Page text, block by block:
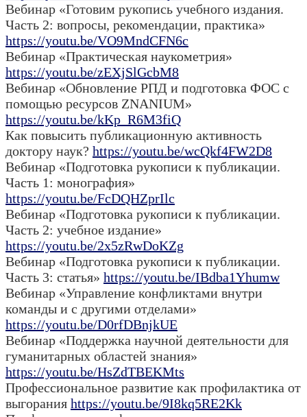
Вебинар «Готовим рукопись учебного издания.
Часть 2: вопросы, рекомендации, практика»
https://youtu.be/VO9MndCFN6c
Вебинар «Практическая наукометрия»
https://youtu.be/zEXjSlGcbM8
Вебинар «Обновление РПД и подготовка ФОC с
помощью ресурсов ZNANIUM»
https://youtu.be/kKp_R6M3fiQ
Как повысить публикационную активность
доктору наук? https://youtu.be/wcQkf4FW2D8
Вебинар «Подготовка рукописи к публикации.
Часть 1: монография»
https://youtu.be/FcDQHZprIlc
Вебинар «Подготовка рукописи к публикации.
Часть 2: учебное издание»
https://youtu.be/2x5zRwDoKZg
Вебинар «Подготовка рукописи к публикации.
Часть 3: статья» https://youtu.be/IBdba1Yhumw
Вебинар «Управление конфликтами внутри
команды и с другими отделами»
https://youtu.be/D0rfDBnjkUE
Вебинар «Поддержка научной деятельности для
гуманитарных областей знания»
https://youtu.be/HsZdTBEKMts
Профессиональное развитие как профилактика от
выгорания https://youtu.be/9I8kq5RE2Kk